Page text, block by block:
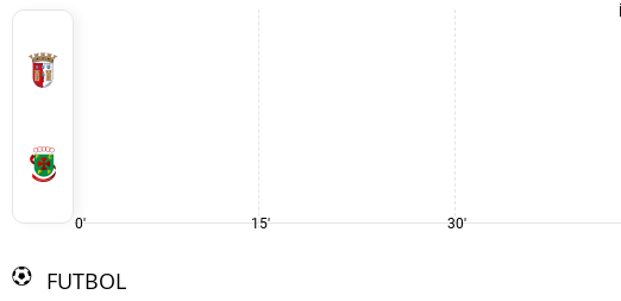
0' 15' 30'
FUTBOL